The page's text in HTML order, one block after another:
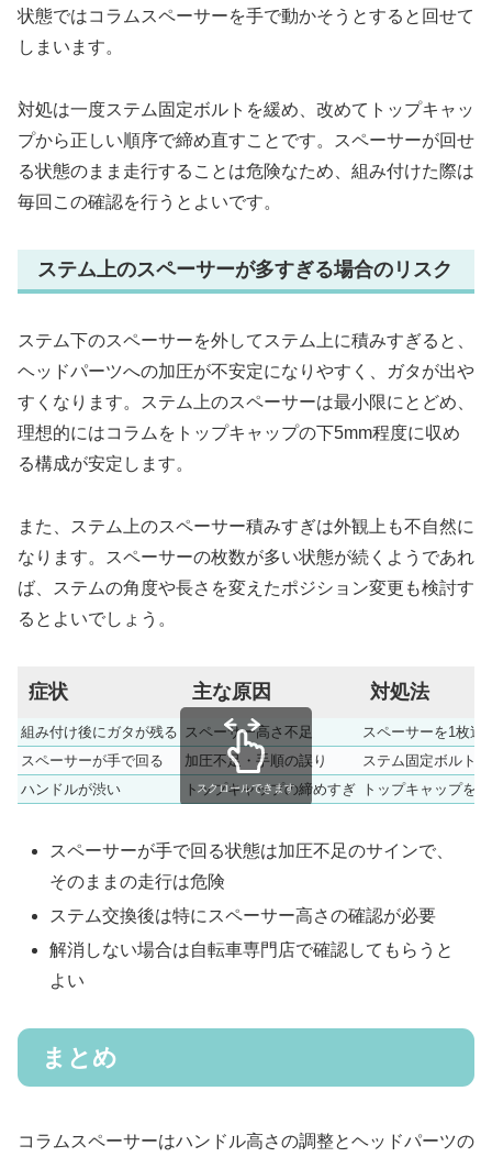
状態ではコラムスペーサーを手で動かそうとすると回せて
しまいます。
対処は一度ステム固定ボルトを緩め、改めてトップキャッ
プから正しい順序で締め直すことです。スペーサーが回せ
る状態のまま走行することは危険なため、組み付けた際は
毎回この確認を行うとよいです。
ステム上のスペーサーが多すぎる場合のリスク
ステム下のスペーサーを外してステム上に積みすぎると、
ヘッドパーツへの加圧が不安定になりやすく、ガタが出や
すくなります。ステム上のスペーサーは最小限にとどめ、
理想的にはコラムをトップキャップの下5mm程度に収め
る構成が安定します。
また、ステム上のスペーサー積みすぎは外観上も不自然に
なります。スペーサーの枚数が多い状態が続くようであれ
ば、ステムの角度や長さを変えたポジション変更も検討す
るとよいでしょう。
症状 主な原因 対処法
組み付け後にガタが残る スペーサー高さ不足
スペーサーを1枚追
スペーサーが手で回る
加圧不足・手順の誤り
ステム固定ボルト
ハンドルが渋い
トップキャップの締めすぎ トップキャップを
スクロールできます
スペーサーが手で回る状態は加圧不足のサインで、
そのままの走行は危険
ステム交換後は特にスペーサー高さの確認が必要
解消しない場合は自転車専門店で確認してもらうと
よい
まとめ
コラムスペーサーはハンドル高さの調整とヘッドパーツの